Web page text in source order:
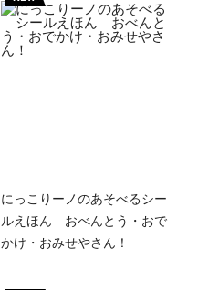
にっこりーノのあそべるシー
ルえほん おべんとう・おで
かけ・おみせやさん！